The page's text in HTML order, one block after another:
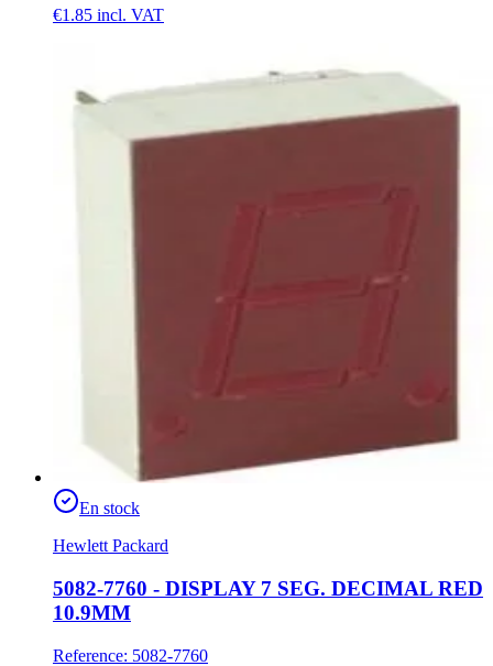
€1.85 incl. VAT
En stock
Hewlett Packard
5082-7760 - DISPLAY 7 SEG. DECIMAL RED
10.9MM
Reference: 5082-7760